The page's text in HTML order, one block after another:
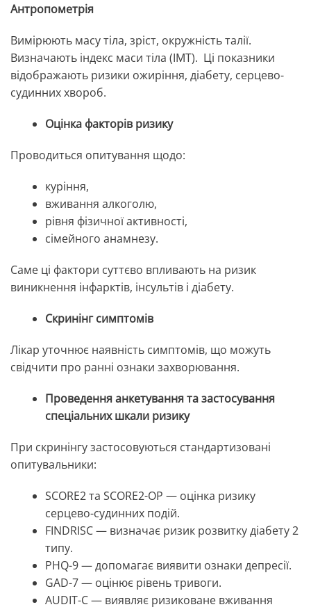
Антропометрія
Вимірюють масу тіла, зріст, окружність талії.
Визначають індекс маси тіла (ІМТ). Ці показники
відображають ризики ожиріння, діабету, серцево-
судинних хвороб.
Оцінка факторів ризику
Проводиться опитування щодо:
куріння,
вживання алкоголю,
рівня фізичної активності,
сімейного анамнезу.
Саме ці фактори суттєво впливають на ризик
виникнення інфарктів, інсультів і діабету.
Скринінг симптомів
Лікар уточнює наявність симптомів, що можуть
свідчити про ранні ознаки захворювання.
Проведення анкетування та застосування
спеціальних шкали ризику
При скринінгу застосовуються стандартизовані
опитувальники:
SCORE2 та SCORE2-OP — оцінка ризику
серцево-судинних подій.
FINDRISC — визначає ризик розвитку діабету 2
типу.
PHQ-9 — допомагає виявити ознаки депресії.
GAD-7 — оцінює рівень тривоги.
AUDIT-C — виявляє ризиковане вживання